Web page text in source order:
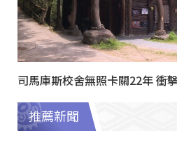
司馬庫斯校舍無照卡關22年 衝
推薦新聞